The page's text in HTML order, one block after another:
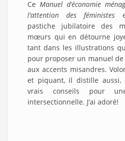
Ce Manuel d’économie
l’attention des féministes
pastiche jubilatoire des
mœurs qui en détourne
tant dans les illustrations
pour proposer un manuel
aux accents misandres.
et piquant, il distille aussi,
vrais conseils pour
intersectionnelle. J’ai adoré!